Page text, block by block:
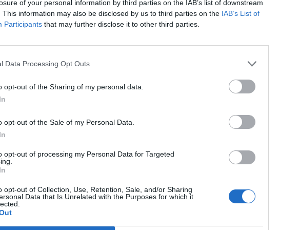
of your personal information by third parties on the IAB’s list of downstream
This information may also be disclosed by us to third parties on the IAB’s List of
Participants that may further disclose it to other third parties.
Data Processing Opt Outs
opt-out of the Sharing of my personal data.
opt-out of the Sale of my Personal Data.
opt-out of processing my Personal Data for Targeted
opt-out of Collection, Use, Retention, Sale, and/or Sharing
Data that Is Unrelated with the Purposes for which it
den Alltagsstress hinter sich zu lassen
bietet eine großartige Gelegenheit, zusammen
zu verbringen.
unavailable
in Google Maps